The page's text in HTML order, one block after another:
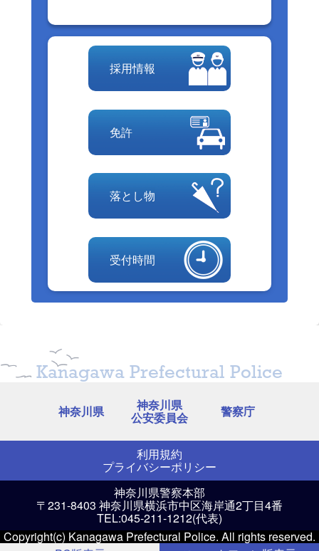
採用情報
免許
落とし物
受付時間
Kanagawa Prefectural Police
神奈川県 神奈川県
公安委員会 警察庁
利用規約
プライバシーポリシー
神奈川県警察本部
〒231-8403 神奈川県横浜市中区海岸通2丁目4番
TEL:045-211-1212(代表)
Copyright(c) Kanagawa Prefectural Police. All rights reserved.